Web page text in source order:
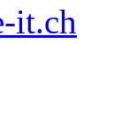
it.ch